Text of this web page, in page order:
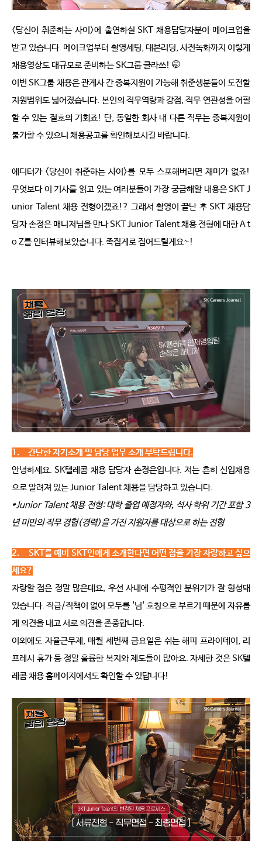
<당신이 취준하는 사이 >에 출연하실 SKT 채용담당자분이 메이크업을
받고 있습니다. 메이크업부터 촬영세팅, 대본리딩, 사전녹화까지 이렇게
채용영상도 대규모로 준비하는 SK그룹 클라쓰! 🤭
이번 SK그룹 채용은 관계사 간 중복지원이 가능해 취준생분들이 도전할
지원범위도 넓어졌습니다. 본인의 직무역량과 강점, 직무 연관성을 어필
할 수 있는 절호의 기회죠! 단, 동일한 회사 내 다른 직무는 중복지원이
불가할 수 있으니 채용공고를 확인해보시길 바랍니다.
에디터가 <당신이 취준하는 사이 >를 모두 스포해버리면 재미가 없죠
무엇보다 이 기사를 읽고 있는 여러분들이 가장 궁금해할 내용은 SKT J
unior Talent 채용 전형이겠죠!? 그래서 촬영이 끝난 후 SKT 채용담
당자 손정은 매니저님을 만나 SKT Junior Talent 채용 전형에 대한 A t
o Z를 인터뷰해보았습니다. 족집게로 집어드릴게요~!
1. 간단한 자기소개 및 담당 업무 소개 부탁드립니다.
안녕하세요. SK텔레콤 채용 담당자 손정은입니다. 저는 흔히 신입채용
으로 알려져 있는 Junior Talent 채용을 담당하고 있습니다.
*Junior Talent 채용 전형: 대학 졸업 예정자와, 석사 학위 기간 포함 3
년 미만의 직무 경험(경력)을 가진 지원자를 대상으로 하는 전형
2. SKT를 예비 SKT인에게 소개한다면 어떤 점을 가장 자랑하고 싶으
세요?
자랑할 점은 정말 많은데요, 우선 사내에 수평적인 분위기가 잘 형성돼
있습니다. 직급/직책이 없어 모두를 '님' 호칭으로 부르기 때문에 자유롭
게 의견을 내고 서로 의견을 존중합니다.
이외에도 자율근무제 , 매월 세번째 금요일은 쉬는 해피 프라이데이 , 리
프레시 휴가 등 정말 훌륭한 복지와 제도들이 많아요. 자세한 것은 SK텔
레콤 채용 홈페이지에서도 확인할 수 있답니다!